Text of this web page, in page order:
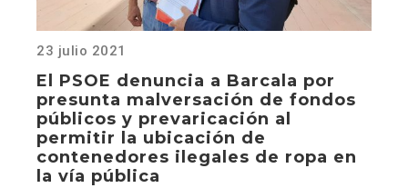
23 julio 2021
El PSOE denuncia a Barcala por
presunta malversación de fondos
públicos y prevaricación al
permitir la ubicación de
contenedores ilegales de ropa en
la vía pública